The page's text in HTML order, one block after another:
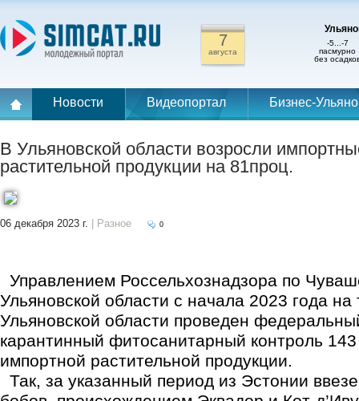
7
августа
-5...-7
пасмурно
без
Новости Видеопортал Бизнес-
В Ульяновской области возросли
растительной продукции на 81проц.
06 декабря 2023 г. | Разное 0
Управлением Россельхознадзора по
Ульяновской области с начала 2023 года на
Ульяновской области проведен
карантинный фитосанитарный контроль
импортной растительной продукции.
Так, за указанный период из Эстонии